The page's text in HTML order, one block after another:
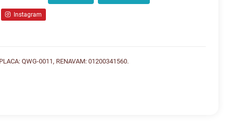
Instagram
QWG-0011, RENAVAM: 01200341560.